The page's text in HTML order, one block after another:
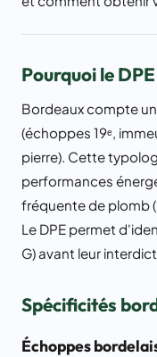
Pourquoi le
Bordeaux compte
(échoppes 19ᵉ,
pierre). Cette
performances
fréquente de plomb
Le DPE permet
G) avant leur
Spécificités
Échoppes